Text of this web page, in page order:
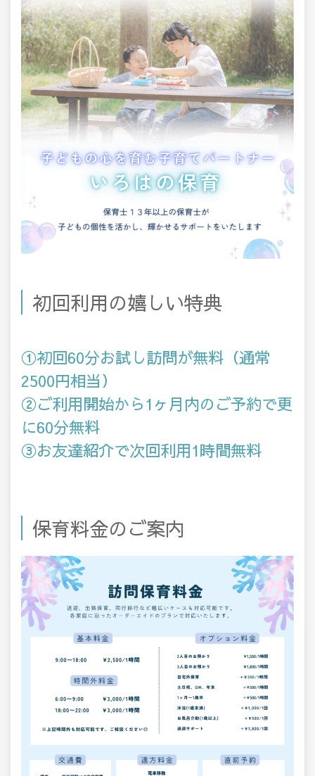
初回利用の嬉しい特典
①初回60分お試し訪問が無料（通常
2500円相当）
②ご利用開始から1ヶ月内のご予約で更
に60分無料
③お友達紹介で次回利用1時間無料
保育料金のご案内